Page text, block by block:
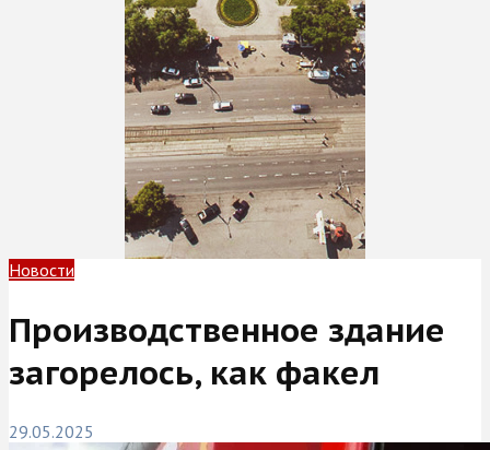
Новости
Производственное здание
загорелось, как факел
29.05.2025